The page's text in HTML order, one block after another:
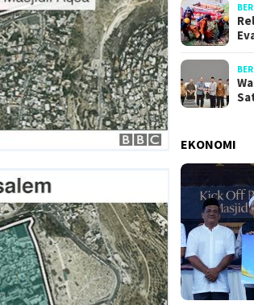
EKONOMI